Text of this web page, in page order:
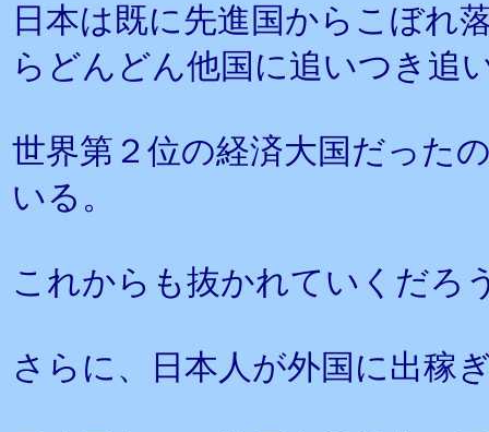
日本は既に先進国からこぼれ
らどんどん他国に追いつき追
世界第２位の経済大国だった
いる。
これからも抜かれていくだろ
さらに、日本人が外国に出稼